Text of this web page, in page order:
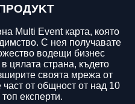
Multi Event карта, която
С нея получавате
водещи бизнес
цялата страна, където
своята мрежа от
част от общност от над 10
експерти.